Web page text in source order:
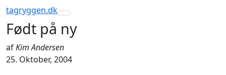
tagryggen.dk
Toggle navigation
Født på ny
afKim Andersen
25. Oktober, 2004